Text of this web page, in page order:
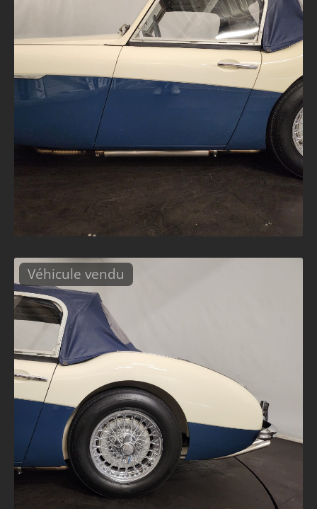
Véhicule vendu